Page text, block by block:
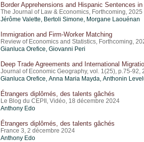
Border Apprehensions and Hispanic Sentences
The Journal of Law & Economics, Forthcoming, 2025
Jérôme Valette , Bertoli Simone, Morgane Laouénan
Immigration and Firm-Worker Matching
Review of Economics and Statistics, Forthcoming,
Gianluca Orefice Giovanni Peri
Deep Trade Agreements and International
Journal of Economic Geography, vol. 1(25), p.75-92,
Gianluca Orefice Anna Maria Mayda , Anthonin
Étrangers diplômés, des talents gâchés
Le Blog du CEPII, Vidéo, 18 décembre 2024
Anthony Edo
Étrangers diplômés, des talents gâchés
France 3, 2 décembre 2024
Anthony Edo